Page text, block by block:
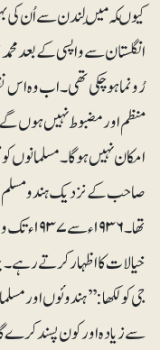
کیوںکہ مَیں لندن سے اُن کی
انگلستان سے واپسی کے بعد
رُونما ہوچکی تھی۔ اب وہ
منظم اور مضبوط نہیں ہوں
امکان نہیں ہوگا۔
صاحب کے نزدیک ہندو مسلم
تھا۔
جی کو لکھا:’’ہندوئوں اور
سے زیادہ اور کون پسند کرے